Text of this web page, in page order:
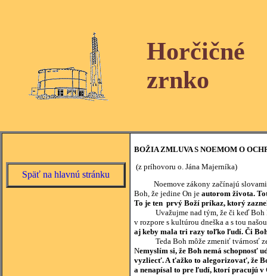
Horčičné
zrnko
Späť na hlavnú stránku
BOŽIA ZMLUVA S NOEMOM O
(z príhovoru o. Jána Majerníka)
Noemove zákony začínajú slovami
Boh, že jedine On je autorom života.
To je ten prvý Boží príkaz, ktorý
Uvažujme nad tým, že či keď Boh
v rozpore s kultúrou dneška a s tou
aj keby mala tri razy toľko ľudí. Či
Teda Boh môže zmeniť tvárnosť
Nemyslím si, že Boh nemá schopnosť
vyzliecť. A ťažko to alegorizovať, že
a nenapísal to pre ľudí, ktorí pracujú v